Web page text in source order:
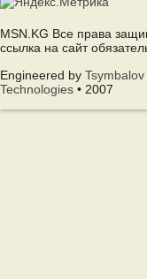
MSN.KG Все права
ссылка на сайт
Engineered by Tsymbalov
Technologies • 2007